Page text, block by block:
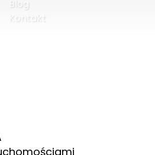
Blog
Kontakt